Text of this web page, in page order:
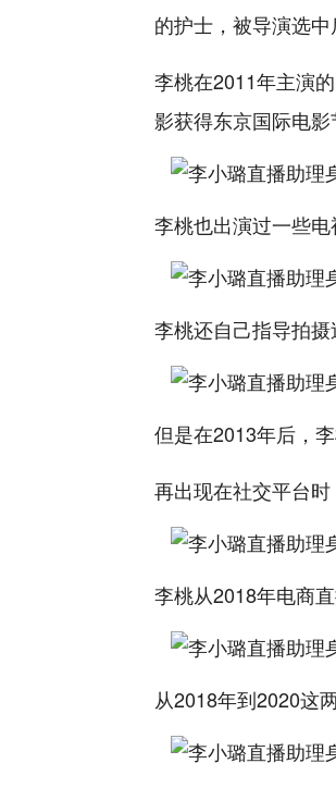
的护士，被导演选中
李桃在2011年主演
影获得东京国际电影
李桃也出演过一些电
李桃还自己指导拍
但是在2013年后，
再出现在社交平台时
李桃从2018年电商
从2018年到2020这